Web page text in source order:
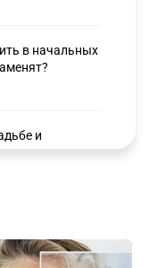
в начальных
и
Почему в
цены на